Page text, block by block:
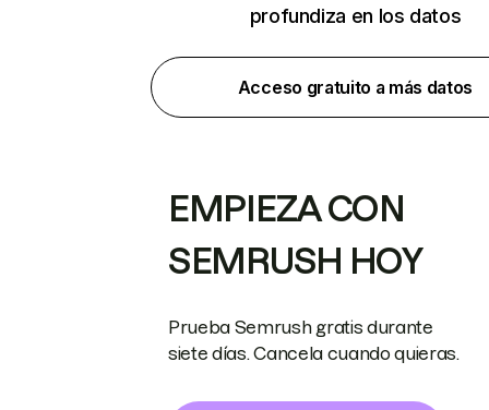
profundiza en los datos
Acceso gratuito a más datos
EMPIEZA CON
SEMRUSH HOY
Prueba Semrush gratis durante
siete días. Cancela cuando quieras.